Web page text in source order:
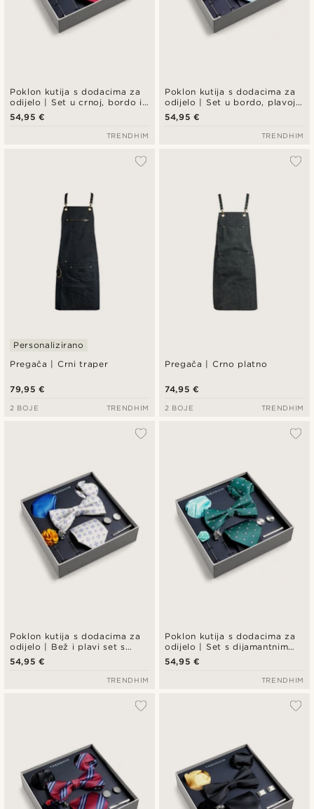
Poklon kutija s dodacima za
odijelo | Set u crnoj, bordo i
srebrnoj boji
54,95 €
TRENDHIM
Poklon kutija s dodacima za
odijelo | Set u bordo, plavoj i
srebrnoj boji
54,95 €
TRENDHIM
Pregača | Crni traper
Personalizirano
79,95 €
2 BOJE TRENDHIM
Pregača | Crno platno
74,95 €
2 BOJE TRENDHIM
Poklon kutija s dodacima za
odijelo | Bež i plavi set s
cvjetnim uzorkom
54,95 €
TRENDHIM
Poklon kutija s dodacima za
odijelo | Set s dijamantnim
uzorkom u mint zelenim
bojama.
54,95 €
TRENDHIM